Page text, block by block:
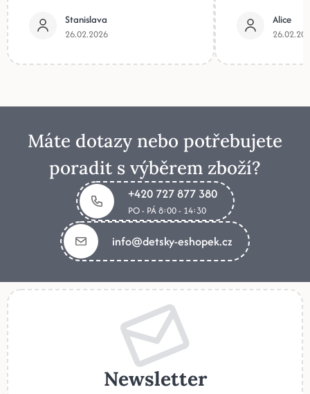
Stanislava
26.02.2026
Alice
Máte dotazy nebo potřebujete
poradit s výběrem zboží?
+420 727 877 380
PO - PÁ 8:00 - 14:30
info@detsky-eshopek.cz
Newsletter